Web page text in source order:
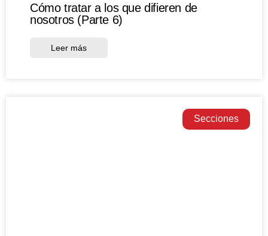
Cómo tratar a los que difieren de
nosotros (Parte 6)
Leer más
Secciones